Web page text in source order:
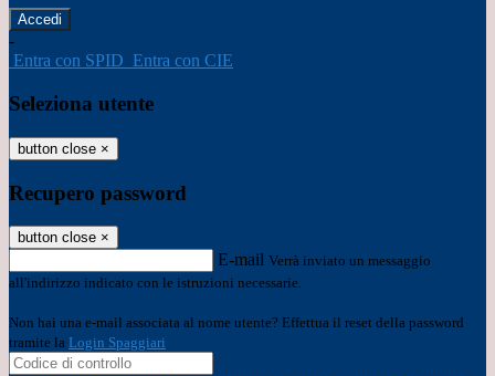
-
Entra con SPID Entra con CIE
Seleziona utente
button close ×
Recupero password
button close ×
E-mail Verrà inviato un messaggio
all'indirizzo indicato con le istruzioni necessarie.
Non hai una e-mail associata al nome utente? Effettua il reset della password
tramite la Login Spaggiari